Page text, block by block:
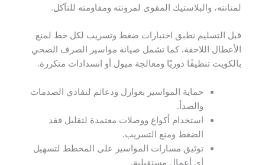
لمتانته، والبلاستيك المقوى لمرونته ومقاومته للتآكل.
قبل التسليم نطبق اختبارات ضغط وتسريب لكل خط لمنع
الأعطال اللاحقة. كما تشمل صيانة مواسير الصرف الصحي
بالكويت تنظيفًا دوريًا ومعالجة ميول أو انسدادات متكررة.
حماية المواسير بعوازل ودعائم لتفادي الصدمات
والصدأ.
استخدام أكواع ووصلات معتمدة لتقليل فقد
الضغط ومنع التسريب.
توثيق مسارات المواسير على المخطط لتسهيل
أي أعمال مستقبلية.